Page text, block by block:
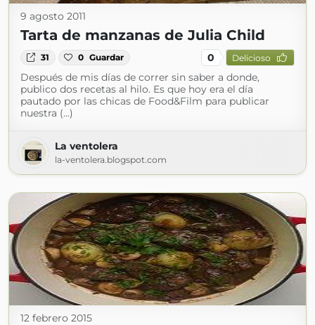
9 agosto 2011
Tarta de manzanas de Julia Child
31 0 Guardar 0 Delicioso
Después de mis días de correr sin saber a donde,
publico dos recetas al hilo. Es que hoy era el día
pautado por las chicas de Food&Film para publicar
nuestra (...)
La ventolera
la-ventolera.blogspot.com
12 febrero 2015